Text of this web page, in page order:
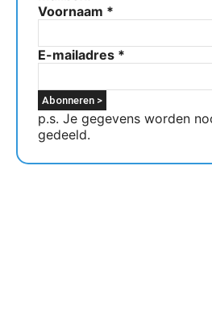
Voornaam *
E-mailadres *
p.s. Je gegevens worden
gedeeld.